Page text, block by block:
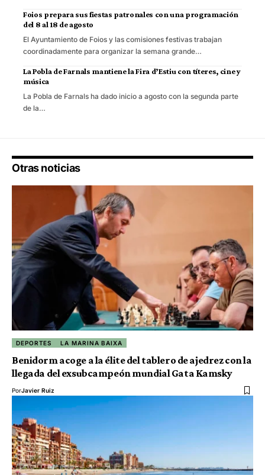
Foios prepara sus fiestas patronales con una programación
del 8 al 18 de agosto
El Ayuntamiento de Foios y las comisiones festivas trabajan
coordinadamente para organizar la semana grande…
La Pobla de Farnals mantiene la Fira d’Estiu con títeres, cine y
música
La Pobla de Farnals ha dado inicio a agosto con la segunda parte
de la…
Otras noticias
DEPORTES LA MARINA BAIXA
Benidorm acoge a la élite del tablero de ajedrez con la
llegada del exsubcampeón mundial Gata Kamsky
PorJavier Ruiz